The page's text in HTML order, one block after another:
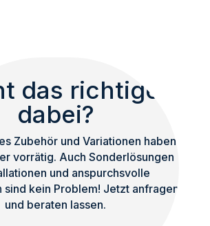
das richtige
dabei?
Zubehör und Variationen haben
vorrätig. Auch Sonderlösungen
und anspurchsvolle
sind kein Problem! Jetzt anfragen
und beraten lassen.